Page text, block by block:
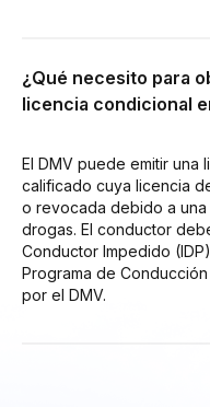
¿Qué necesito para
licencia condicional
El DMV puede emitir una
calificado cuya licencia
o revocada debido a
drogas. El conductor
Conductor Impedido
Programa de
por el DMV.